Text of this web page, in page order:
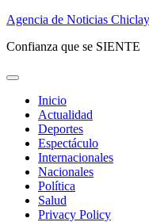
Saltar
contenido
Agencia de Noticias
Confianza que se SIENTE
Inicio
Actualidad
Deportes
Espectáculo
Internacionales
Nacionales
Política
Salud
Privacy Policy